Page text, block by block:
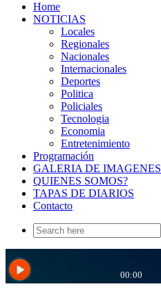
Home
NOTICIAS
Locales
Regionales
Nacionales
Internacionales
Deportes
Politica
Policiales
Tecnologia
Economia
Entretenimiento
Programación
GALERIA DE IMAGENES
QUIENES SOMOS?
TAPAS DE DIARIOS
Contacto
Search
for: